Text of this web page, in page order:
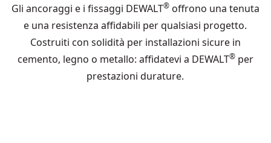
Gli ancoraggi e i fissaggi DEWALT®offrono una tenuta
e una resistenza affidabili per qualsiasi progetto.
Costruiti con solidità per installazioni sicure in
cemento, legno o metallo: affidatevi a DEWALT®per
prestazioni durature.